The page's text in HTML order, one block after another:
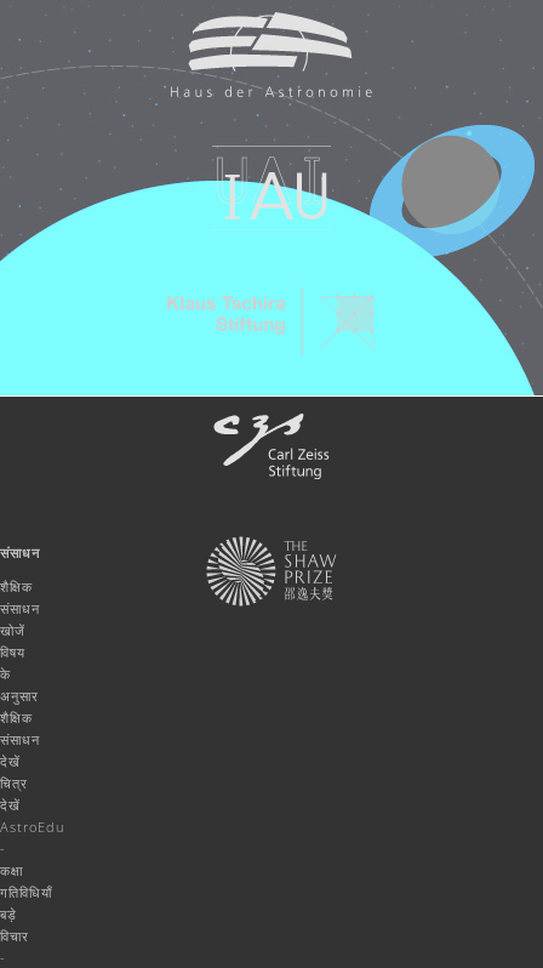
संसाधन
शैक्षिक
संसाधन
खोजें
विषय
के
अनुसार
शैक्षिक
संसाधन
देखें
चित्र
देखें
AstroEdu
-
कक्षा
गतिविधियाँ
बड़े
विचार
-